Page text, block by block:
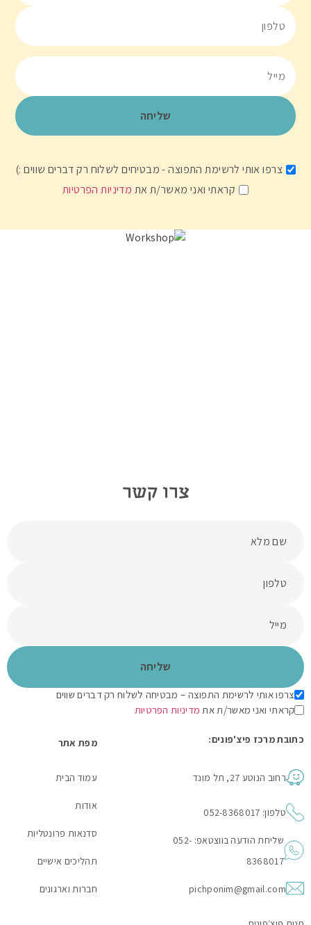
צרפו אותי לרשימת התפוצה - מבטיחים לשלוח רק דברים שווים :)
קראתי ואני מאשר/ת את מדיניות הפרטיות
צרו קשר
צרפו אותי לרשימת התפוצה – מבטיחה לשלוח רק דברים שווים
קראתי ואני מאשר/ת את מדיניות הפרטיות
כתובת מרכז פיצ'פונים:
רחוב הנוטע 27, תל מונד
טלפון: 052-8368017
שליחת הודעה בווצטאפ: 052-
8368017
pichponim@gmail.com
מפת אתר
עמוד הבית
אודות
סדנאות פרונטליות
תהליכים אישיים
חברות וארגונים